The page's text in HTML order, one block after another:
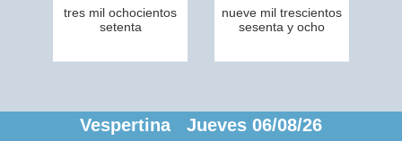
tres mil ochocientos
setenta
nueve mil trescientos
sesenta y ocho
Vespertina Jueves 06/08/26